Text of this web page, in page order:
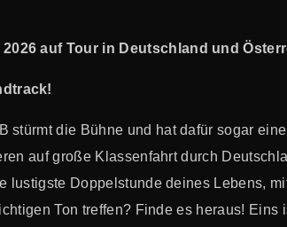
auf Tour in Deutschland und
stürmt die Bühne und hat dafür sogar
auf große Klassenfahrt durch
Doppelstunde deines Lebens,
Ton treffen? Finde es heraus!